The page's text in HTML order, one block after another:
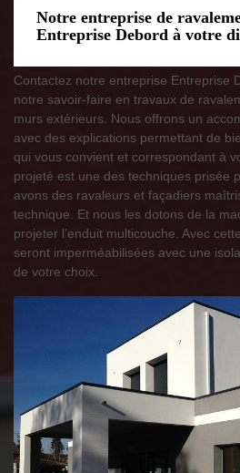
Notre entreprise de
Entreprise Debord à votre
Contactez notre entreprise Entreprise
notre savoir-faire en travaux de
murs extérieurs. Nous offrons un
avec des explications permettant de
qui vous convient et correspondant à
projeté est une des techniques prisée
avons des ravaleurs et façadiers
technique. Et nous les dotons de la
projeter l’enduit multicouche. Avec
seront imperméabilisées avec une
de votre choix.